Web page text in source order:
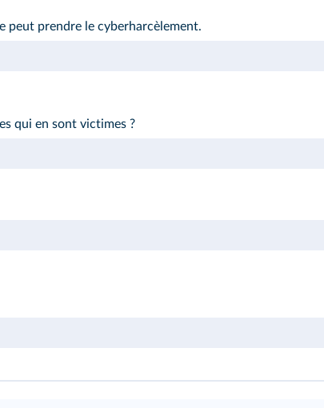
peut prendre le cyberharcèlement.
qui en sont victimes ?